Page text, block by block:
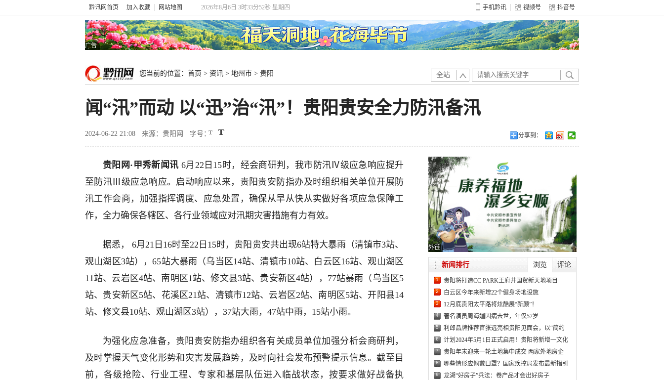
黔讯网首页 加入收藏 网站地图 2026年8月6日 3时33分53秒 星期四 手机黔讯 视频号 抖音号
广告
您当前的位置： 首页 > 资讯 > 地州市 > 贵阳 全站
闻“汛”而动 以“迅”治“汛”！贵阳贵安全力防汛备汛
2024-06-22 21:08 来源：贵阳网 字号： 分享到：
贵阳网·甲秀新闻讯 6月22日15时，经会商研判，我市防汛Ⅳ级应急响应提升
至防汛Ⅲ级应急响应。启动响应以来，贵阳贵安防指办及时组织相关单位开展防
汛工作会商，加强指挥调度、应急处置，确保从早从快从实做好各项应急保障工
作，全力确保各辖区、各行业领域应对汛期灾害措施有力有效。
据悉， 6月21日16时至22日15时，贵阳贵安共出现6站特大暴雨（清镇市3站、
观山湖区3站），65站大暴雨（乌当区14站、清镇市10站、白云区16站、观山湖区
11站、云岩区4站、南明区1站、修文县3站、贵安新区4站），77站暴雨（乌当区5
站、贵安新区5站、花溪区21站、清镇市12站、云岩区2站、南明区5站、开阳县14
站、修文县10站、观山湖区3站），37站大雨，47站中雨，15站小雨。
为强化应急准备，贵阳贵安防指办组织各有关成员单位加强分析会商研判，
及时掌握天气变化形势和灾害发展趋势，及时向社会发布预警提示信息。截至目
前，各级抢险、行业工程、专家和基层队伍进入临战状态，按要求做好战备执
外链
浏览 评论
新闻排行
1 贵阳将打造CC PARK王府井国贸新天地项目
2 白云区今年来新增22个健身场地设施
3 12月底贵阳太平路将炫酷展“新颜”！
4 著名演员周海媚因病去世，年仅57岁
5 利郎品牌推荐官张远亮相贵阳见面会，以“简约
6 计划2024年5月1日正式启用！贵阳将新增一文化
7 贵阳年末迎来一轮土地集中成交 两家外地房企
8 哪些情形应佩戴口罩？国家疾控局发布最新指引
9 龙湖“好房子”兵法：卷产品才会出好房子